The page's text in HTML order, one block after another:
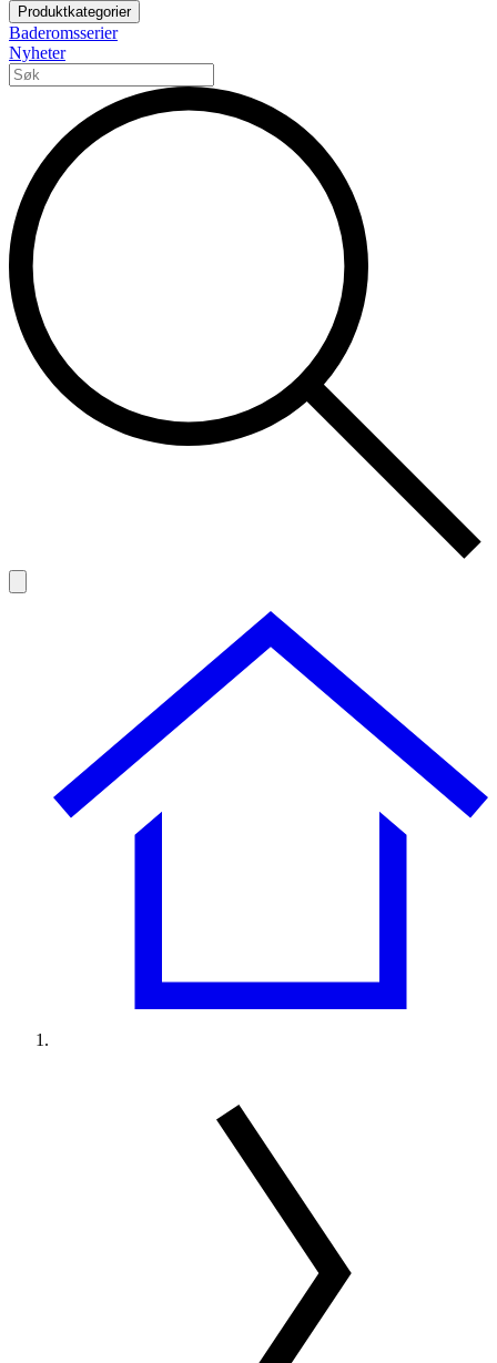
Produktkategorier
Baderomsserier
Nyheter